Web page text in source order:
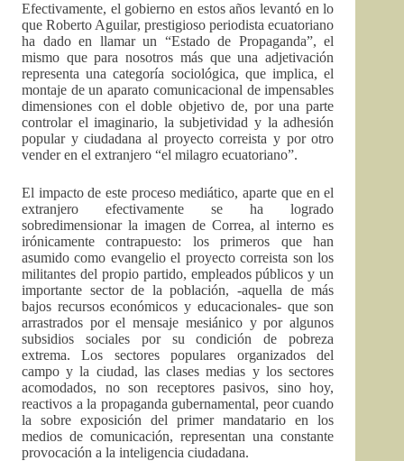
Efectivamente, el gobierno en estos años levantó en lo
que Roberto Aguilar, prestigioso periodista ecuatoriano
ha dado en llamar un “Estado de Propaganda”, el
mismo que para nosotros más que una adjetivación
representa una categoría sociológica, que implica, el
montaje de un aparato comunicacional de impensables
dimensiones con el doble objetivo de, por una parte
controlar el imaginario, la subjetividad y la adhesión
popular y ciudadana al proyecto correista y por otro
vender en el extranjero “el milagro ecuatoriano”.
El impacto de este proceso mediático, aparte que en el
extranjero efectivamente se ha logrado
sobredimensionar la imagen de Correa, al interno es
irónicamente contrapuesto: los primeros que han
asumido como evangelio el proyecto correista son los
militantes del propio partido, empleados públicos y un
importante sector de la población, -aquella de más
bajos recursos económicos y educacionales- que son
arrastrados por el mensaje mesiánico y por algunos
subsidios sociales por su condición de pobreza
extrema. Los sectores populares organizados del
campo y la ciudad, las clases medias y los sectores
acomodados, no son receptores pasivos, sino hoy,
reactivos a la propaganda gubernamental, peor cuando
la sobre exposición del primer mandatario en los
medios de comunicación, representan una constante
provocación a la inteligencia ciudadana.